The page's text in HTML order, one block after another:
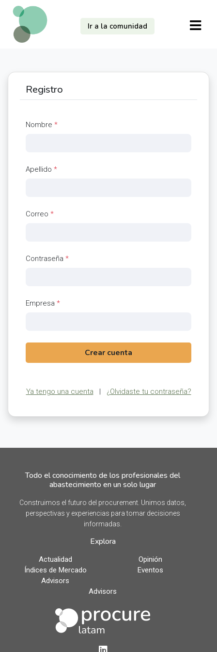
Ir a la comunidad
Registro
Nombre *
Apellido *
Correo *
Contraseña *
Empresa *
Crear cuenta
Ya tengo una cuenta | ¿Olvidaste tu contraseña?
Todo el conocimiento de los profesionales del
abastecimiento en un solo lugar
Construimos el futuro del procurement. Unimos datos,
perspectivas y experiencias para tomar decisiones
informadas.
Explora
Actualidad
Opinión
Índices de Mercado
Eventos
Advisors
Advisors
LinkedIn